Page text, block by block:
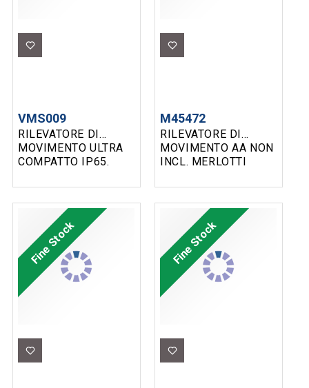
RILEVATORE DI
MOVIMENTO ULTRA
COMPATTO IP65.
VMS009
RILEVATORE DI
MOVIMENTO AA NON
INCL. MERLOTTI
M45472
Fine Stock Fine Stock